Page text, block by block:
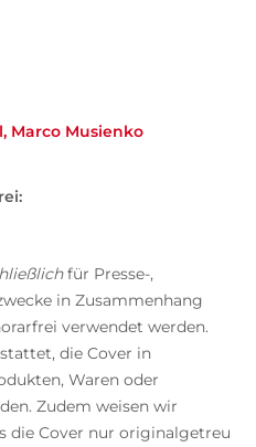
Marco Musienko
für Presse-,
in Zusammenhang
verwendet werden.
die Cover in
Waren oder
Zudem weisen wir
die Cover nur originalgetreu